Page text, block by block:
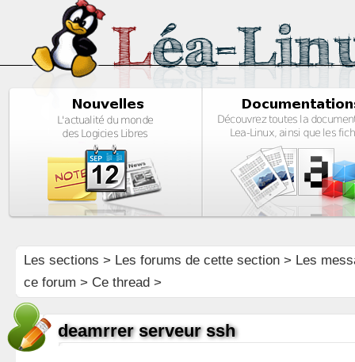
Les sections > Les forums de cette section> Les
ce forum > Ce thread >
deamrrer serveur ssh